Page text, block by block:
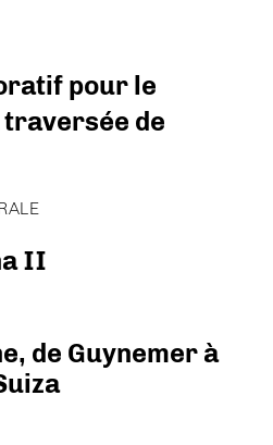
pour le
de
II
de Guynemer à